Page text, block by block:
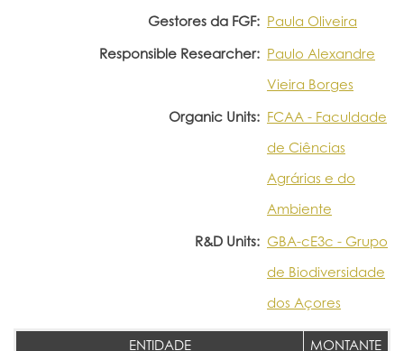
Gestores da FGF: Paula Oliveira
Responsible Researcher: Paulo Alexandre
Vieira Borges
Organic Units: FCAA - Faculdade
de Ciências
Agrárias e do
Ambiente
R&D Units: GBA-cE3c - Grupo
de Biodiversidade
dos Açores
ENTIDADE
MONTANTE